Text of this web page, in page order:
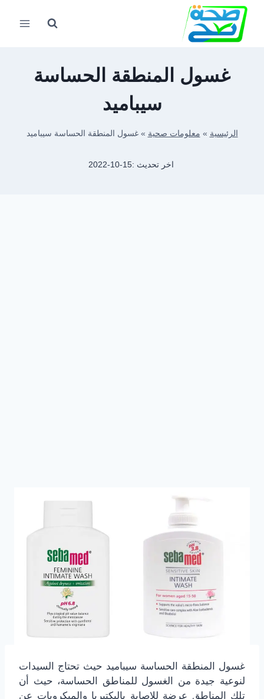
التجاوز
المحتوى
غسول المنطقة الحساسة
سيباميد
الرئيسية » معلومات صحية »غسول المنطقة الحساسة سيباميد
اخر تحديث :2022-10-15
غسول المنطقة الحساسة سيباميد حيث تحتاج السيدات
لنوعية جيدة من الغسول للمناطق الحساسة، حيث أن
تلك المناطق عرضة للإصابة بالبكتيريا والميكروبات عن